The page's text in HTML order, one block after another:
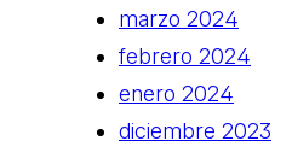
marzo 2024
febrero 2024
enero 2024
diciembre 2023